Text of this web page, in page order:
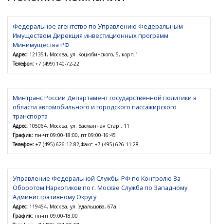
Федеральное агентство по Управлению Федеральным
Имуществом Дирекция инвестиционных программ
Минимущества РФ
Адрес: 121351, Москва, ул. Коцюбинского, 5, корп.1
Телефон: +7 (499) 140-72-22
Минтранс России Департамент государственной политики в
области автомобильного и городского пассажирского
транспорта
Адрес: 105064, Москва, ул. Басманная Стар., 11
График: пн-чт 09:00-18:00, пт 09:00-16:45
Телефон: +7 (495) 626-12-82,Факс: +7 (495) 626-11-28
Управление Федеральной Службы РФ по Контролю За
Оборотом Наркотиков по г. Москве Служба по Западному
Административному Округу
Адрес: 119454, Москва, ул. Удальцова, 67а
График: пн-пт 09:00-18:00